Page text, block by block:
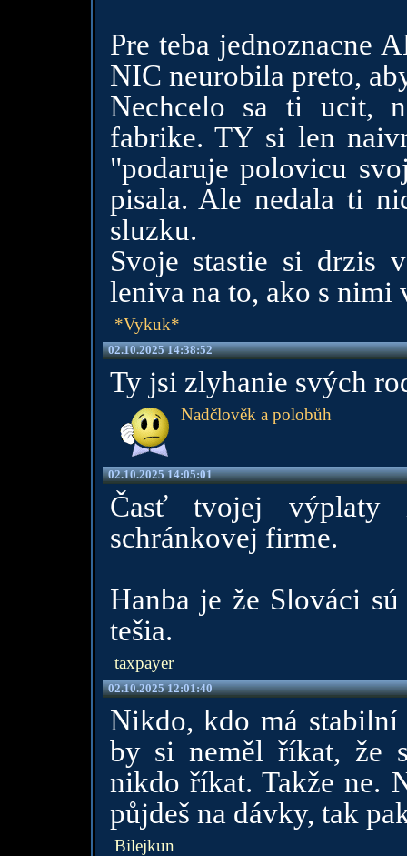
Pre teba jednoznacne
NIC neurobila preto,
Nechcelo sa ti ucit,
fabrike. TY si len
"podaruje polovicu
pisala. Ale nedala ti
sluzku.
Svoje stastie si drzis
leniva na to, ako s nimi
*Vykuk*
02.10.2025 14:38:52
Ty jsi zlyhanie svých
Nadčlověk a polobůh
02.10.2025 14:05:01
Časť tvojej výplaty
schránkovej firme.
Hanba je že Slováci
tešia.
taxpayer
02.10.2025 12:01:40
Nikdo, kdo má stabilní
by si neměl říkat, že
nikdo říkat. Takže ne.
půjdeš na dávky, tak
Bilejkun